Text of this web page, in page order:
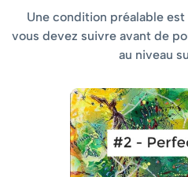
Une condition préalable
vous devez suivre avant de
au niveau